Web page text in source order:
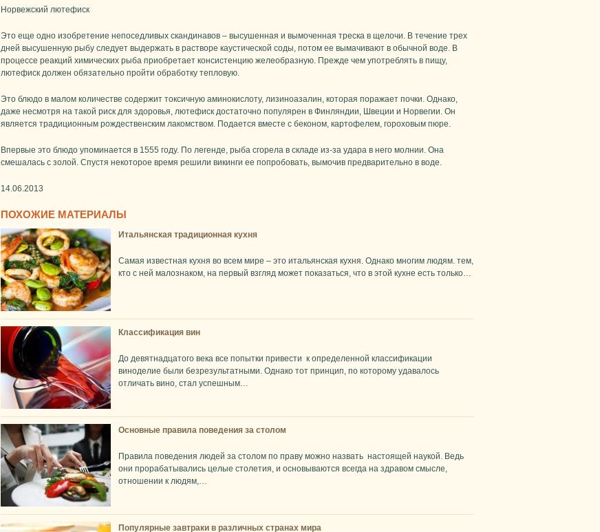
Норвежский лютефиск
Это еще одно изобретение непоседливых скандинавов – высушенная и вымоченная треска в щелочи. В течение трех
дней высушенную рыбу следует выдержать в растворе каустической соды, потом ее вымачивают в обычной воде. В
процессе реакций химических рыба приобретает консистенцию желеобразную. Прежде чем употреблять в пищу,
лютефиск должен обязательно пройти обработку тепловую.
Это блюдо в малом количестве содержит токсичную аминокислоту, лизиноазалин, которая поражает почки. Однако,
даже несмотря на такой риск для здоровья, лютефиск достаточно популярен в Финляндии, Швеции и Норвегии. Он
является традиционным рождественским лакомством. Подается вместе с беконом, картофелем, гороховым пюре.
Впервые это блюдо упоминается в 1555 году. По легенде, рыба сгорела в складе из-за удара в него молнии. Она
смешалась с золой. Спустя некоторое время решили викинги ее попробовать, вымочив предварительно в воде.
14.06.2013
ПОХОЖИЕ МАТЕРИАЛЫ
Итальянская традиционная кухня
Самая известная кухня во всем мире – это итальянская кухня. Однако многим людям. тем,
кто с ней малознаком, на первый взгляд может показаться, что в этой кухне есть только…
Классификация вин
До девятнадцатого века все попытки привести к определенной классификации
виноделие были безрезультатными. Однако тот принцип, по которому удавалось
отличать вино, стал успешным…
Основные правила поведения за столом
Правила поведения людей за столом по праву можно назвать настоящей наукой. Ведь
они прорабатывались целые столетия, и основываются всегда на здравом смысле,
отношении к людям,…
Популярные завтраки в различных странах мира